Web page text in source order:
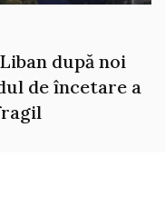
după noi
de încetare a